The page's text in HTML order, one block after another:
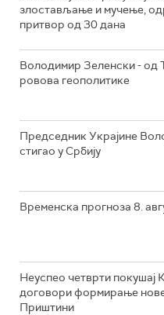
злостављање и мучење,
притвор од 30 дана
Володимир Зеленски - од
ровова геополитике
Председник Украјине
стигао у Србију
Временска прогноза 8.
Неуспео четврти покушај
договори формирање
Приштини